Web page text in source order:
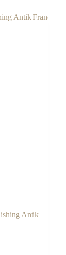
Antik